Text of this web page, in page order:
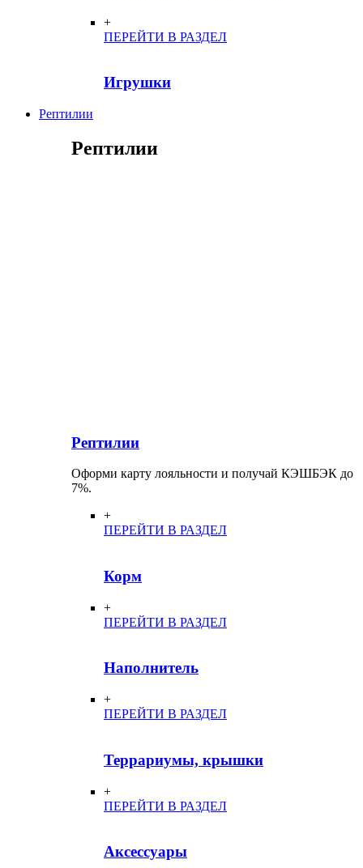
+
ПЕРЕЙТИ В РАЗДЕЛ
Игрушки
Рептилии
Рептилии
Рептилии
Оформи карту лояльности и получай КЭШБЭК до
7%.
+
ПЕРЕЙТИ В РАЗДЕЛ
Корм
+
ПЕРЕЙТИ В РАЗДЕЛ
Наполнитель
+
ПЕРЕЙТИ В РАЗДЕЛ
Террариумы, крышки
+
ПЕРЕЙТИ В РАЗДЕЛ
Аксессуары